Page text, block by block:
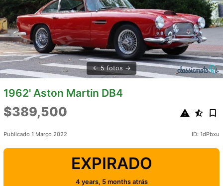
5 fotos
1962' Aston Martin DB4
$389,500
Publicado 1 Março 2022 ID: 1dPbxu
EXPIRADO
4 years, 5 months atrás